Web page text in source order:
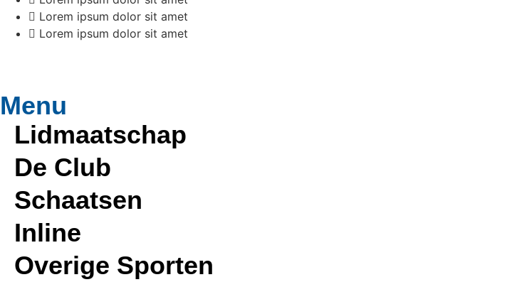
Lorem ipsum dolor sit amet
Lorem ipsum dolor sit amet
Menu
Lidmaatschap
De Club
Schaatsen
Inline
Overige Sporten